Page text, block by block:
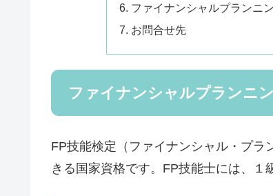
ファイナンシャルプランニ
お問合せ先
ファイナンシャルプランニ
FP技能検定（ファイナンシャル・プ
きる国家資格です。FP技能士には、１